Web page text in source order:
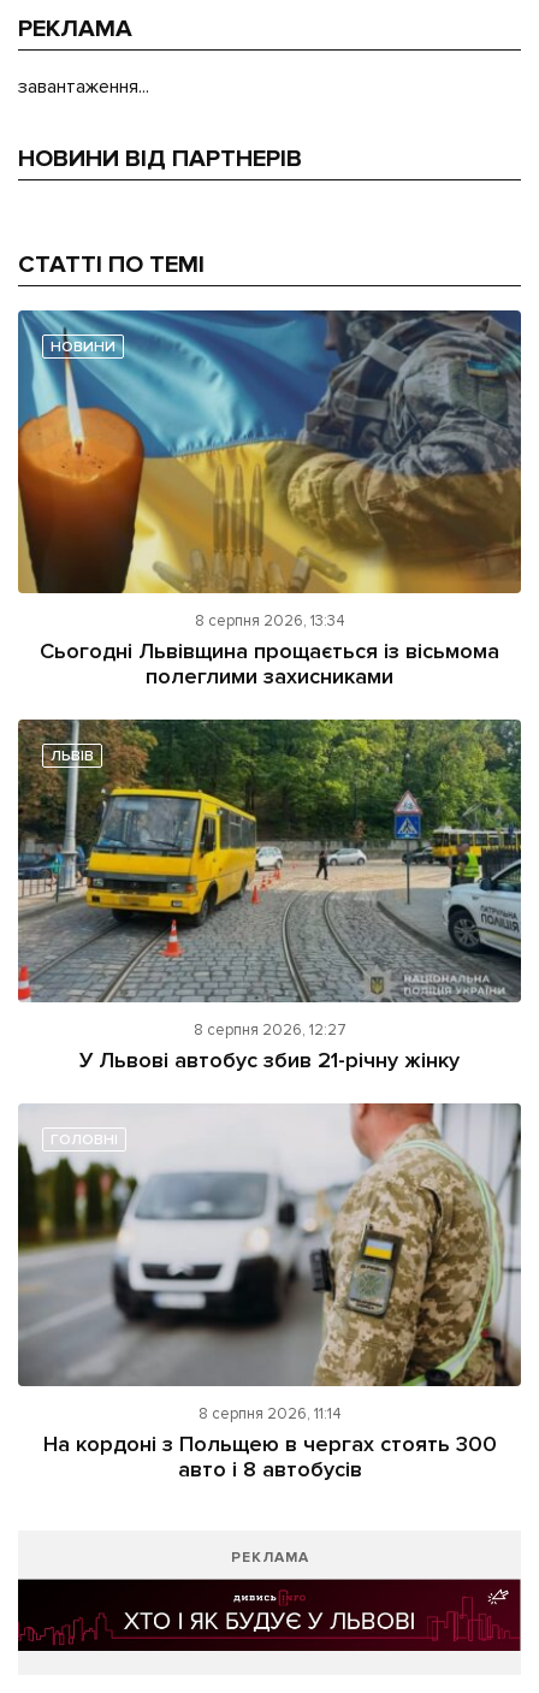
РЕКЛАМА
завантаження...
НОВИНИ ВІД ПАРТНЕРІВ
СТАТТІ ПО ТЕМІ
НОВИНИ
8 серпня 2026, 13:34
Сьогодні Львівщина прощається із вісьмома
полеглими захисниками
ЛЬВІВ
8 серпня 2026, 12:27
У Львові автобус збив 21-річну жінку
ГОЛОВНІ
8 серпня 2026, 11:14
На кордоні з Польщею в чергах стоять 300
авто і 8 автобусів
РЕКЛАМА